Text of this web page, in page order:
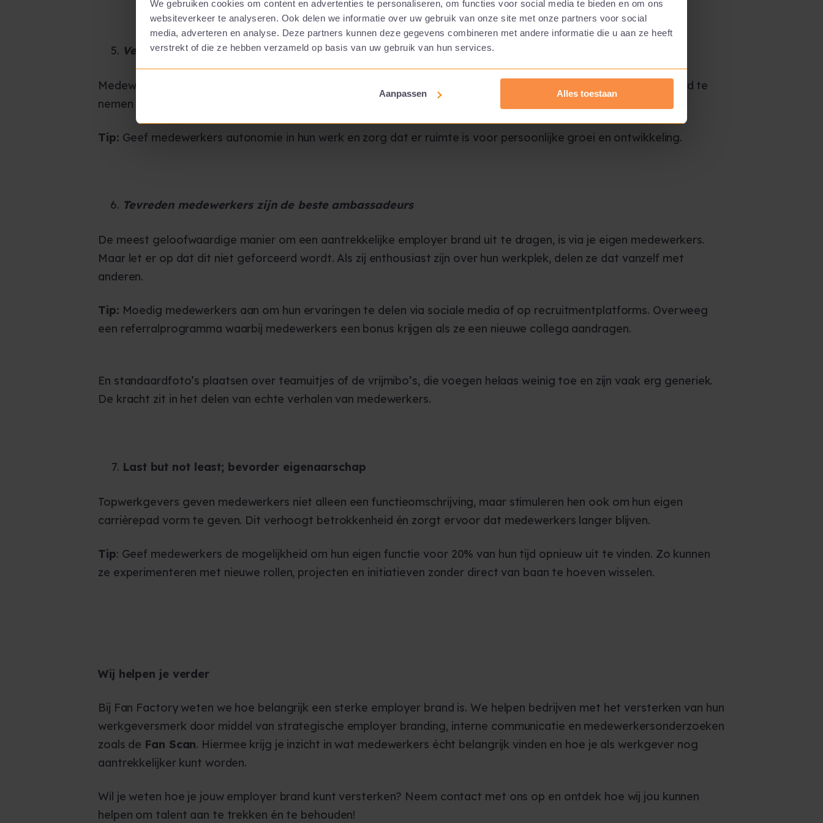
We gebruiken cookies om content en advertenties te personaliseren, om functies voor social media te bieden en om ons
websiteverkeer te analyseren. Ook delen we informatie over uw gebruik van onze site met onze partners voor social
media, adverteren en analyse. Deze partners kunnen deze gegevens combineren met andere informatie die u aan ze heeft
verstrekt of die ze hebben verzameld op basis van uw gebruik van hun services.
Aanpassen Alles toestaan
Verantwoordelijkheid nemen en krijgen
Medewerkers willen zich uitgedaagd en gewaardeerd voelen. Geef ze daarom de ruimte om verantwoordelijkheid te
nemen en initiatief te tonen. Dit vergroot hun betrokkenheid en tevredenheid.
Tip: Geef medewerkers autonomie in hun werk en zorg dat er ruimte is voor persoonlijke groei en ontwikkeling.
Tevreden medewerkers zijn de beste ambassadeurs
De meest geloofwaardige manier om een aantrekkelijke employer brand uit te dragen, is via je eigen medewerkers.
Maar let er op dat dit niet geforceerd wordt. Als zij enthousiast zijn over hun werkplek, delen ze dat vanzelf met
anderen.
Tip: Moedig medewerkers aan om hun ervaringen te delen via sociale media of op recruitmentplatforms. Overweeg
een referralprogramma waarbij medewerkers een bonus krijgen als ze een nieuwe collega aandragen.
En standaardfoto’s plaatsen over teamuitjes of de vrijmibo’s, die voegen helaas weinig toe en zijn vaak erg generiek.
De kracht zit in het delen van echte verhalen van medewerkers.
Last but not least; bevorder eigenaarschap
Topwerkgevers geven medewerkers niet alleen een functieomschrijving, maar stimuleren hen ook om hun eigen
carrièrepad vorm te geven. Dit verhoogt betrokkenheid én zorgt ervoor dat medewerkers langer blijven.
Tip: Geef medewerkers de mogelijkheid om hun eigen functie voor 20% van hun tijd opnieuw uit te vinden. Zo kunnen
ze experimenteren met nieuwe rollen, projecten en initiatieven zonder direct van baan te hoeven wisselen.
Wij helpen je verder
Bij Fan Factory weten we hoe belangrijk een sterke employer brand is. We helpen bedrijven met het versterken van hun
werkgeversmerk door middel van strategische employer branding, interne communicatie en medewerkersonderzoeken
zoals de Fan Scan. Hiermee krijg je inzicht in wat medewerkers écht belangrijk vinden en hoe je als werkgever nog
aantrekkelijker kunt worden.
Wil je weten hoe je jouw employer brand kunt versterken? Neem contact met ons op en ontdek hoe wij jou kunnen
helpen om talent aan te trekken én te behouden!